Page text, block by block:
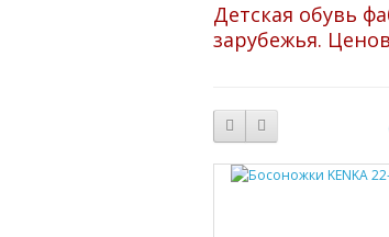
Детская обувь
зарубежья.